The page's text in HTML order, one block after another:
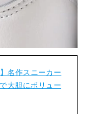
名作スニーカー
大胆にボリュー